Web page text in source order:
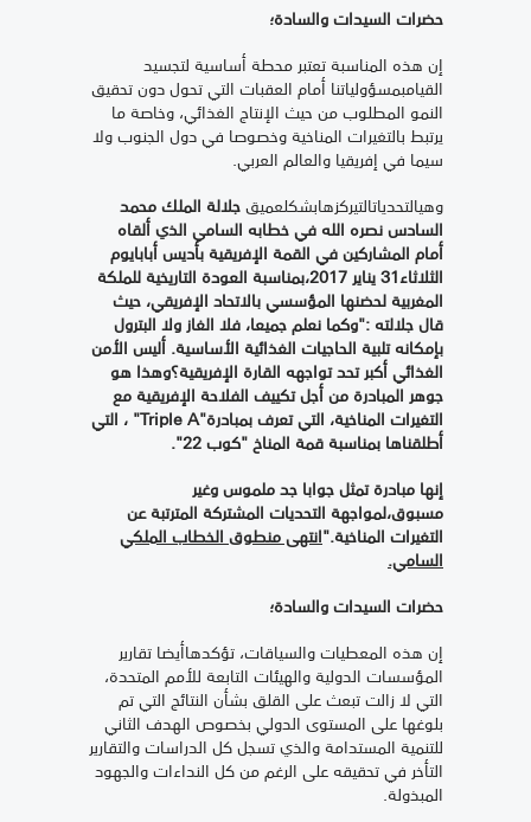
حضرات السيدات والسادة؛
إن هذه المناسبة تعتبر محطة أساسية لتجسيد
القيامبمسؤولياتنا أمام العقبات التي تحول دون تحقيق
النمو المطلوب من حيث الإنتاج الغذائي، وخاصة ما
يرتبط بالتغيرات المناخية وخصوصا في دول الجنوب ولا
سيما في إفريقيا والعالم العربي.
وهيالتحدياتالتيركزهابشكلعميقجلالة الملك محمد
السادس نصره الله في خطابه السامي الذيألقاه
أمام المشاركين في القمة الإفريقية بأديس أبابايوم
الثلاثاء31 يناير 2017، بمناسبة العودة التاريخية للملكة
المغربية لحضنها المؤسسي بالاتحاد الإفريقي، حيث
قال جلالته :"وكما نعلم جميعا، فلا الغاز ولا البترول
بإمكانه تلبية الحاجيات الغذائية الأساسية. أليس الأمن
الغذائي أكبر تحد تواجهه القارة الإفريقية؟وهذا هو
جوهر المبادرة من أجل تكييف الفلاحة الإفريقية مع
التغيرات المناخية، التي تعرف بمبادرة"Triple A"، التي
أطلقناها بمناسبة قمة المناخ "كوب 22".
إنها مبادرة تمثل جوابا جد ملموس وغير
مسبوق،لمواجهة التحديات المشتركة المترتبة عن
التغيرات المناخية.
"انتهى منطوق الخطاب الملكي
السامي.
حضرات السيدات والسادة؛
إن هذه المعطيات والسياقات، تؤكدهاأيضا تقارير
المؤسسات الدولية والهيئات التابعة للأمم المتحدة،
التي لا زالت تبعث على القلق بشأن النتائج التي تم
بلوغها على المستوى الدولي بخصوص الهدف الثاني
للتنمية المستدامة والذي تسجل كل الدراسات والتقارير
التأخر في تحقيقه على الرغم من كل النداءات والجهود
المبذولة.